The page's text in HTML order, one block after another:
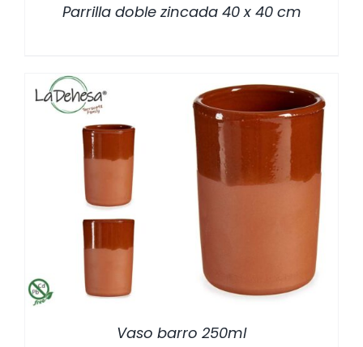
Parrilla doble zincada 40 x 40 cm
DETALLES
Vaso barro 250ml